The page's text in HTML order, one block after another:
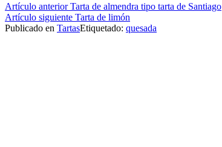
Seguir
leyendo
Artículo anteriorTarta de almendra tipo tarta de Santiago
Artículo siguiente Tarta de limón
Publicado en TartasEtiquetado: quesada